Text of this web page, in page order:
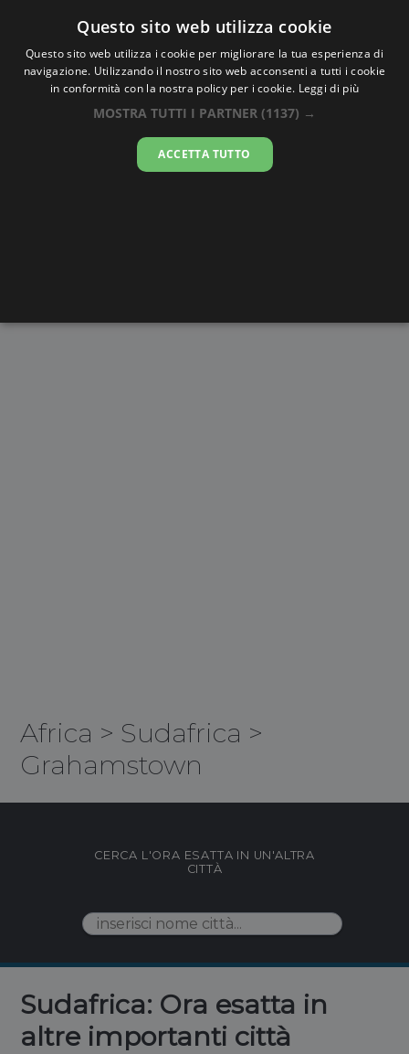
Oraesatta.co
Ora EsattaGrahamstown
06:50:01
Africa > Sudafrica >
Grahamstown
CERCA L'ORA ESATTA IN UN'ALTRA
CITTÀ
Sudafrica: Ora esatta in
altre importanti città
Questo sito web utilizza cookie
Questo sito web utilizza i cookie per migliorare la tua esperienza di
navigazione. Utilizzando il nostro sito web acconsenti a tutti i cookie
in conformità con la nostra policy per i cookie. Leggi di più
MOSTRA TUTTI I PARTNER (1137) →
ACCETTA TUTTO